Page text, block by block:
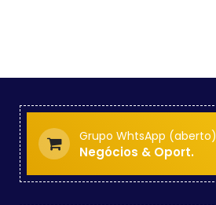
Grupo WhtsApp (aberto)
Negócios & Oport.